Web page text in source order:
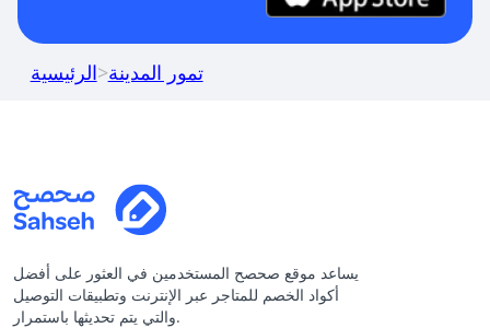
الرئيسية>تمور المدينة
يساعد موقع صحصح المستخدمين في العثور على أفضل
أكواد الخصم للمتاجر عبر الإنترنت وتطبيقات التوصيل
والتي يتم تحديثها باستمرار.